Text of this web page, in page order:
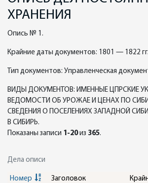
ХРАНЕНИЯ
Опись № 1.
Крайние даты документов: 1801 — 1822 гг.
Тип документов: Управленческая
ВИДЫ ДОКУМЕНТОВ: ИМЕННЫЕ ЦПРСКИЕ
ВЕДОМОСТИ ОБ УРОЖАЕ И ЦЕНАХ ПО
СВЕДЕНИЯ О ПОСЕЛЕНИЯХ ЗАПАДНОЙ
В СИБИРЬ.
Показаны записи 1-20из 365.
Дела описи
Номер Заголовок